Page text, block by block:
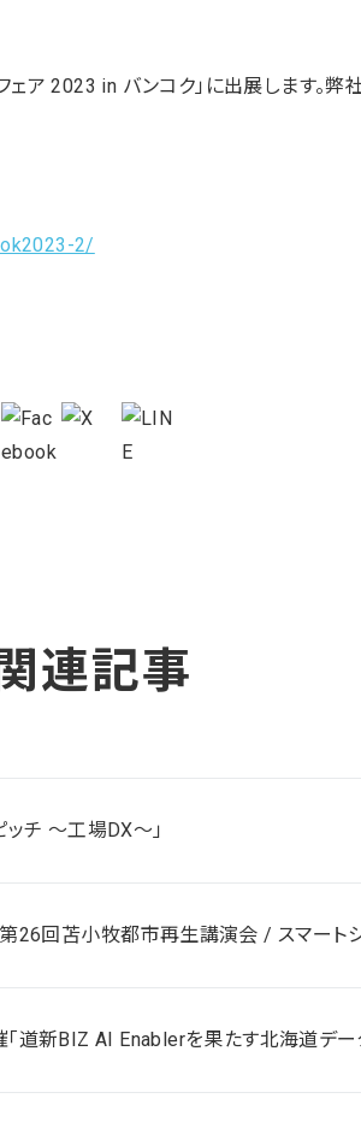
ェア 2023 in バンコク」に出展します。
2/
関連記事
チ ～工場DX～」
26回苫小牧都市再生講演会 / スマートシ
道新BIZ AI Enablerを果たす北海道デー